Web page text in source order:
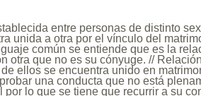
entre personas de distinto
unida a otra por el vínculo del
común se entiende que es la
otra que no es su cónyuge. //
ellos se encuentra unido en
una conducta que no está
por lo que se tiene que recurrir a su